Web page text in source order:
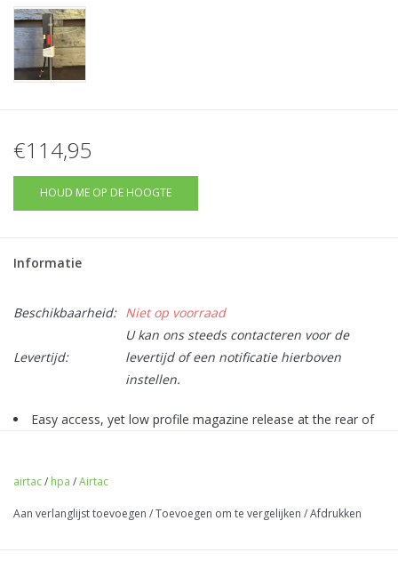
€114,95
HOUD ME OP DE HOOGTE
Informatie
Beschikbaarheid: Niet op voorraad
Levertijd:
U kan ons steeds contacteren voor de
levertijd of een notificatie hierboven
instellen.
Easy access, yet low profile magazine release at the rear of
colours adding flair to your build!
BB latch to prevent dropped BBs on reload (0 BBs are
airtac/ hpa /Airtac
Aan verlanglijst toevoegen /Toevoegen om te vergelijken /Afdrukken